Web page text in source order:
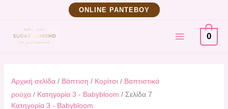
περιεχόμενο
ΟNLINE ΡΑΝΤΕΒΟΥ
MAIN
MENU
0
Αρχική σελίδα/ Βάπτιση / Κορίτσι/ Βαπτιστικά
ρούχα/ Κατηγορία 3 - Babybloom / Σελίδα 7
Κατηγορία 3 - Babybloom
Sorted
by